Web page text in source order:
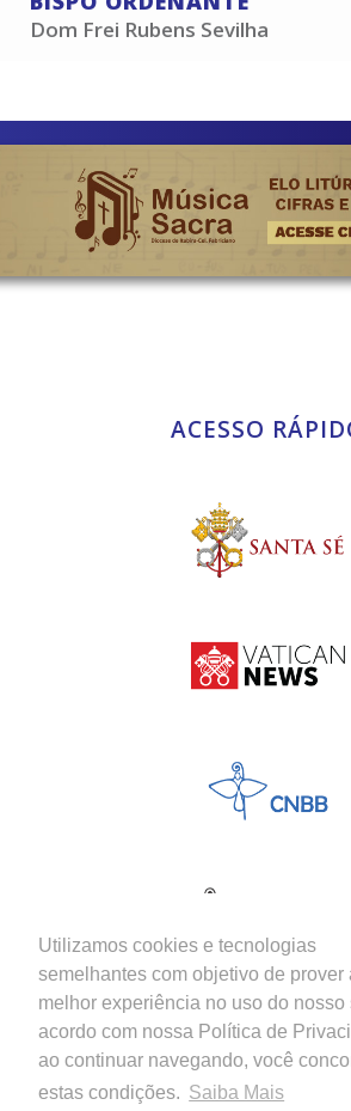
Utilizamos cookies e tecnologias
semelhantes com objetivo de prover
melhor experiência no uso do nosso
acordo com nossa Política de
ao continuar navegando, você
estas condições. Saiba Mais
Dom Frei Rubens Sevilha
ACESSO